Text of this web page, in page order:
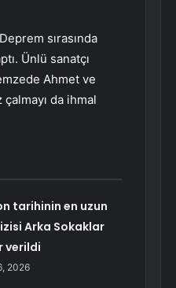
sırasında
Ünlü sanatçı
Ahmet ve
da ihmal
tarihinin en uzun
Arka Sokaklar
verildi
2026